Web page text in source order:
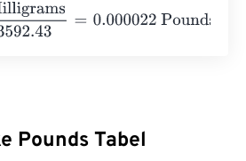
453592.43= 0.000022 Pounds
Pounds Tabel